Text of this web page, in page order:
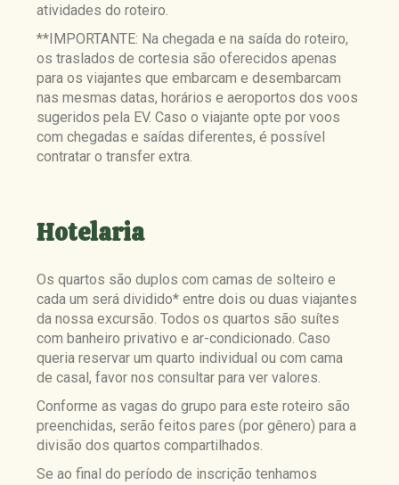
atividades do roteiro.
**IMPORTANTE: Na chegada e na saída do roteiro,
os traslados de cortesia são oferecidos apenas
para os viajantes que embarcam e desembarcam
nas mesmas datas, horários e aeroportos dos voos
sugeridos pela EV. Caso o viajante opte por voos
com chegadas e saídas diferentes, é possível
contratar o transfer extra.
Hotelaria
Os quartos são duplos com camas de solteiro e
cada um será dividido* entre dois ou duas viajantes
da nossa excursão. Todos os quartos são suítes
com banheiro privativo e ar-condicionado. Caso
queria reservar um quarto individual ou com cama
de casal, favor nos consultar para ver valores.
Conforme as vagas do grupo para este roteiro são
preenchidas, serão feitos pares (por gênero) para a
divisão dos quartos compartilhados.
Se ao final do período de inscrição tenhamos